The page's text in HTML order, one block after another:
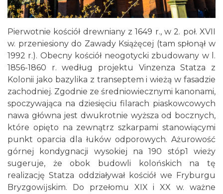
Pierwotnie kościół drewniany z 1649 r., w 2. poł. XVII
w. przeniesiony do Zawady Książęcej (tam spłonął w
1992 r.). Obecny kościół neogotycki zbudowany w l.
1856-1860 r. według projektu Vinzenza Statza z
Kolonii jako bazylika z transeptem i wieżą w fasadzie
zachodniej. Zgodnie ze średniowiecznymi kanonami,
spoczywająca na dziesięciu filarach piaskowcowych
nawa główna jest dwukrotnie wyższa od bocznych,
które opięto na zewnątrz szkarpami stanowiącymi
punkt oparcia dla łuków odporowych. Ażurowość
górnej kondygnacji wysokiej na 190 stóp1 wieży
sugeruje, że obok budowli kolońskich na tę
realizację Statza oddziaływał kościół we Fryburgu
Bryzgowĳskim. Do przełomu XIX i XX w. ważne